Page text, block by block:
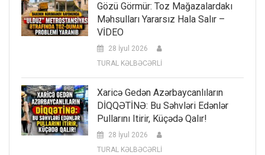
Gözü Görmür: Toz Mağazalardakı
Məhsulları Yararsız Hala Salır –
VİDEO
28 İyul 2026
TURAL KƏLBƏCƏRLİ
Xaricə Gedən Azərbaycanlıların
DİQQƏTİNƏ: Bu Səhvləri Edənlər
Pullarını Itirir, Küçədə Qalır!
28 İyul 2026
TURAL KƏLBƏCƏRLİ